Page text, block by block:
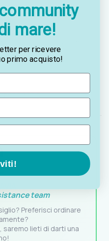
per stima distanze degli
in qualsiasi condizione
peso 370 g
team
Preferisci ordinare
, saremo lieti di darti una
mare!
per ricevere
primo acquisto!